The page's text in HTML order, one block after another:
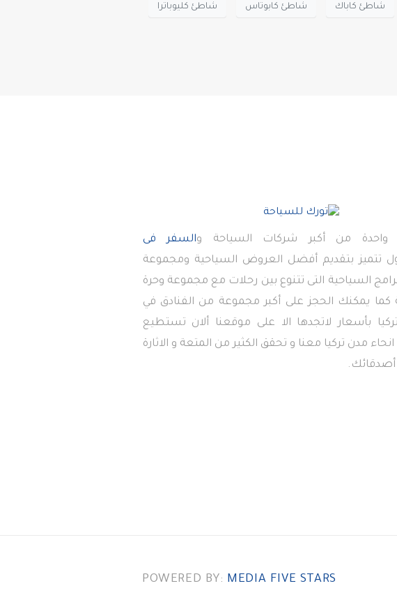
شاطئ كاباك شاطئ كابوتاس شاطئ كليوباترا
واحدة من أكبر شركات السياحة والسفر فى
تتميز بتقديم أفضل العروض السياحية ومجموعة
السياحية التى تتنوع بين رحلات مع مجموعة وحرة
كما يمكنك الحجز على أكبر مجموعة من الفنادق في
بأسعار لاتجدها الا على موقعنا ألان تستطيع
مدن تركيا معنا و تحقق الكثير من المتعة و الاثارة
أصدقائك.
POWERED BY: MEDIA FIVE STARS